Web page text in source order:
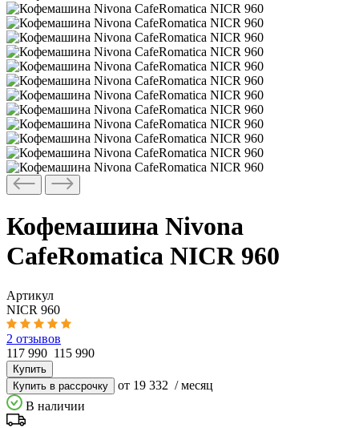
Кофемашина Nivona
CafeRomatica NICR 960
Артикул
NICR 960
2 отзывов
117 990 115 990
Купить
Купить в рассрочку
от 19 332 / месяц
В наличии